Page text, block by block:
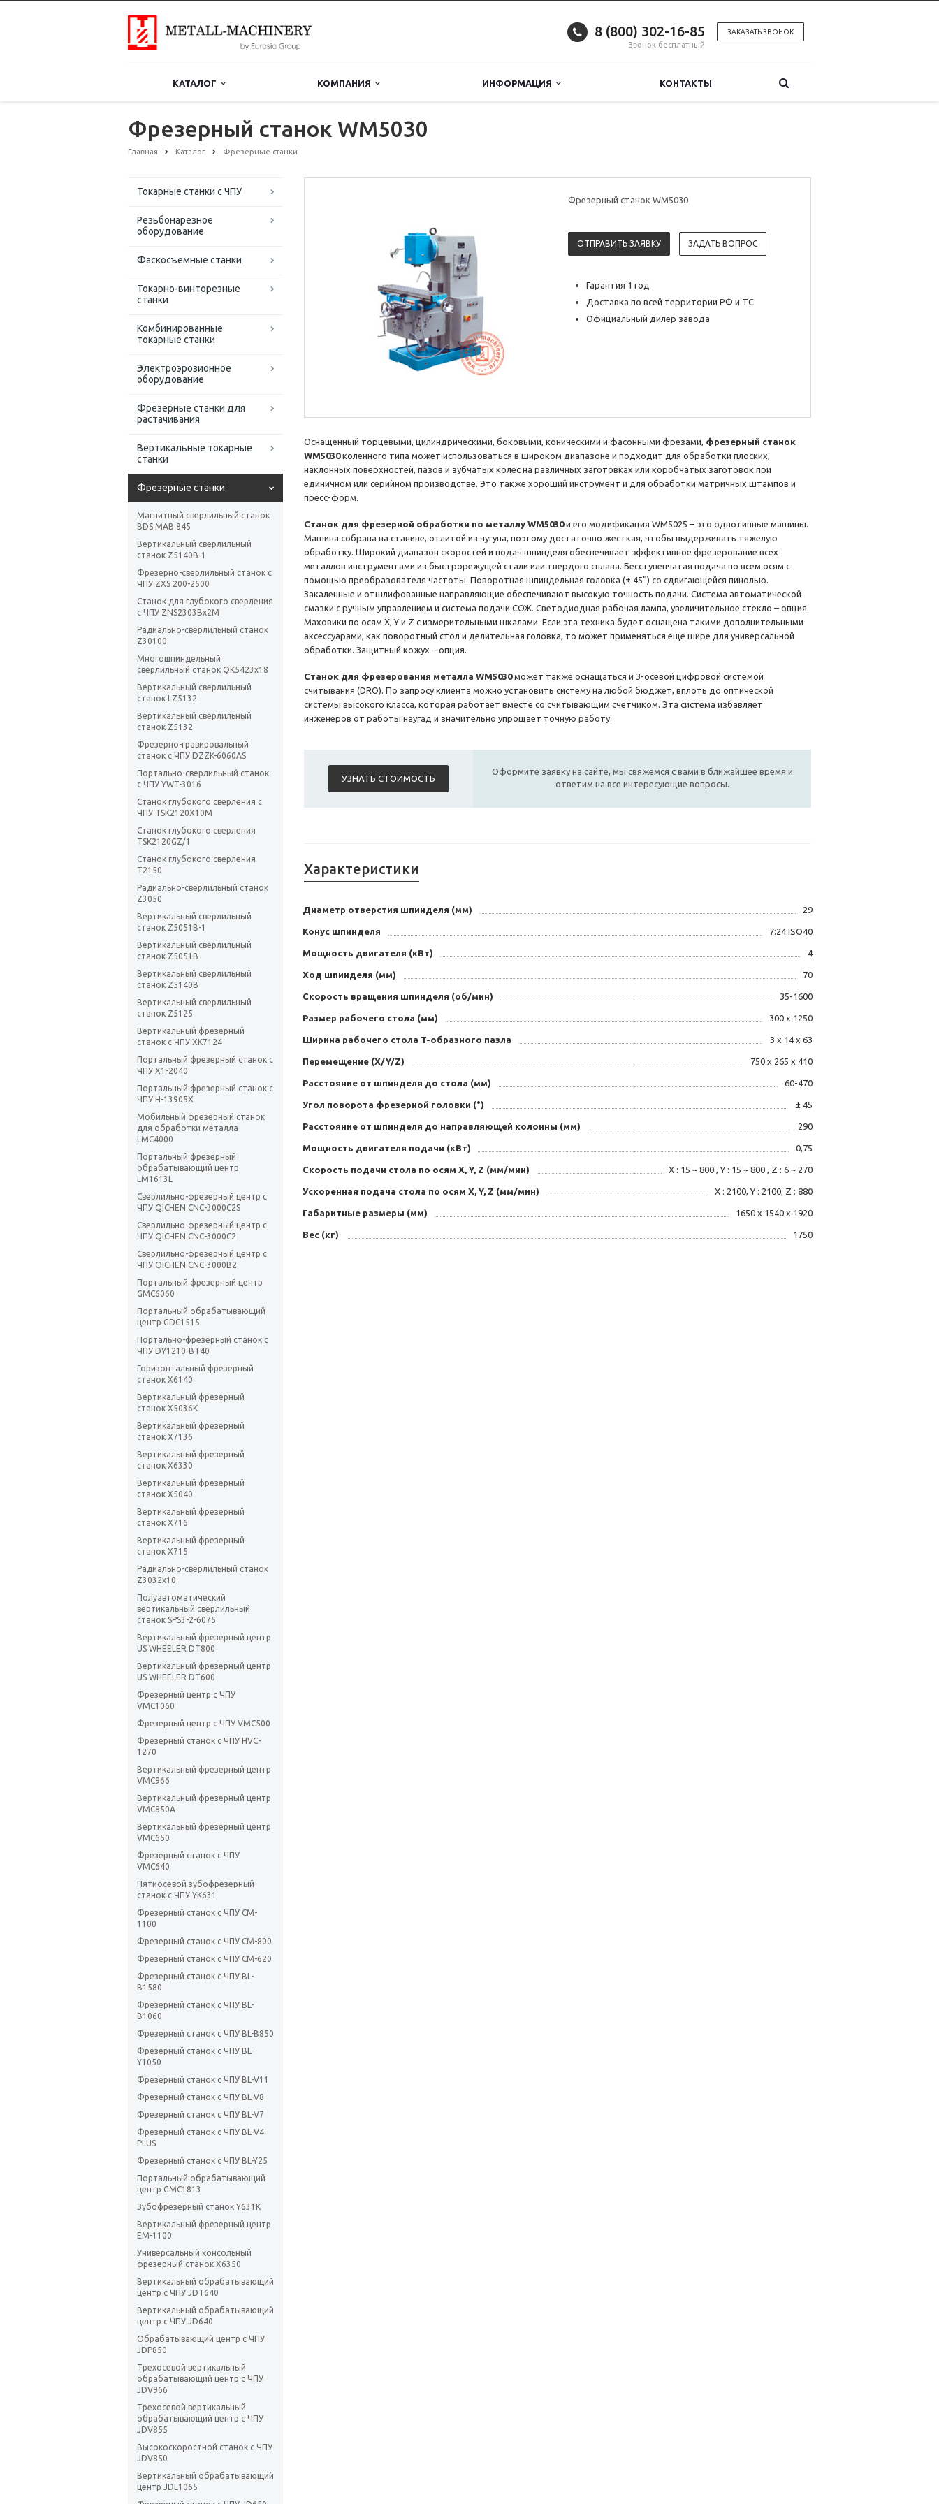
ЗАКАЗАТЬ ЗВОНОК
8 (800) 302-16-85
Звонок бесплатный
КАТАЛОГ КОМПАНИЯ ИНФОРМАЦИЯ КОНТАКТЫ
Фрезерный станок WM5030
Главная Каталог Фрезерные станки
Токарные станки с ЧПУ
Резьбонарезное
оборудование
Фаскосъемные станки
Токарно-винторезные
станки
Комбинированные
токарные станки
Электроэрозионное
оборудование
Фрезерные станки для
растачивания
Вертикальные токарные
станки
Фрезерные станки
Магнитный сверлильный станок
BDS MAB 845
Вертикальный сверлильный
станок Z5140B-1
Фрезерно-сверлильный станок с
ЧПУ ZXS 200-2500
Станок для глубокого сверления
с ЧПУ ZNS2303Bx2M
Радиально-сверлильный станок
Z30100
Многошпиндельный
сверлильный станок QK5423х18
Вертикальный сверлильный
станок LZ5132
Вертикальный сверлильный
станок Z5132
Фрезерно-гравировальный
станок с ЧПУ DZZK-6060AS
Портально-сверлильный станок
с ЧПУ YWT-3016
Станок глубокого сверления с
ЧПУ TSK2120X10M
Станок глубокого сверления
TSK2120GZ/1
Станок глубокого сверления
T2150
Радиально-сверлильный станок
Z3050
Вертикальный сверлильный
станок Z5051B-1
Вертикальный сверлильный
станок Z5051B
Вертикальный сверлильный
станок Z5140B
Вертикальный сверлильный
станок Z5125
Вертикальный фрезерный
станок с ЧПУ XK7124
Портальный фрезерный станок с
ЧПУ X1-2040
Портальный фрезерный станок с
ЧПУ H-13905X
Мобильный фрезерный станок
для обработки металла
LMC4000
Портальный фрезерный
обрабатывающий центр
LM1613L
Сверлильно-фрезерный центр с
ЧПУ QICHEN CNC-3000C2S
Сверлильно-фрезерный центр с
ЧПУ QICHEN CNC-3000C2
Сверлильно-фрезерный центр с
ЧПУ QICHEN CNC-3000B2
Портальный фрезерный центр
GMC6060
Портальный обрабатывающий
центр GDC1515
Портально-фрезерный станок с
ЧПУ DY1210-BT40
Горизонтальный фрезерный
станок X6140
Вертикальный фрезерный
станок Х5036K
Вертикальный фрезерный
станок X7136
Вертикальный фрезерный
станок X6330
Вертикальный фрезерный
станок X5040
Вертикальный фрезерный
станок X716
Вертикальный фрезерный
станок X715
Радиально-сверлильный станок
Z3032х10
Полуавтоматический
вертикальный сверлильный
станок SPS3-2-6075
Вертикальный фрезерный центр
US WHEELER DT800
Вертикальный фрезерный центр
US WHEELER DT600
Фрезерный центр с ЧПУ
VMC1060
Фрезерный центр с ЧПУ VMC500
Фрезерный станок с ЧПУ HVC-
1270
Вертикальный фрезерный центр
VMC966
Вертикальный фрезерный центр
VMC850A
Вертикальный фрезерный центр
VMC650
Фрезерный станок с ЧПУ
VMC640
Пятиосевой зубофрезерный
станок с ЧПУ YK631
Фрезерный станок с ЧПУ CM-
1100
Фрезерный станок с ЧПУ CM-800
Фрезерный станок с ЧПУ CM-620
Фрезерный станок с ЧПУ BL-
B1580
Фрезерный станок с ЧПУ BL-
B1060
Фрезерный станок с ЧПУ BL-B850
Фрезерный станок с ЧПУ BL-
Y1050
Фрезерный станок с ЧПУ BL-V11
Фрезерный станок с ЧПУ BL-V8
Фрезерный станок с ЧПУ BL-V7
Фрезерный станок с ЧПУ BL-V4
PLUS
Фрезерный станок с ЧПУ BL-Y25
Портальный обрабатывающий
центр GMC1813
Зубофрезерный станок Y631K
Вертикальный фрезерный центр
EM-1100
Универсальный консольный
фрезерный станок X6350
Вертикальный обрабатывающий
центр с ЧПУ JDT640
Вертикальный обрабатывающий
центр с ЧПУ JD640
Обрабатывающий центр с ЧПУ
JDP850
Трехосевой вертикальный
обрабатывающий центр с ЧПУ
JDV966
Трехосевой вертикальный
обрабатывающий центр с ЧПУ
JDV855
Высокоскоростной станок с ЧПУ
JDV850
Вертикальный обрабатывающий
центр JDL1065
Фрезерный станок WM5030
ОТПРАВИТЬ ЗАЯВКУ ЗАДАТЬ ВОПРОС
Гарантия 1 год
Доставка по всей территории РФ и ТС
Официальный дилер завода
Оснащенный торцевыми, цилиндрическими, боковыми, коническими и фасонными фрезами, фрезерный станок
WM5030коленного типа может использоваться в широком диапазоне и подходит для обработки плоских,
наклонных поверхностей, пазов и зубчатых колес на различных заготовках или коробчатых заготовок при
единичном или серийном производстве. Это также хороший инструмент и для обработки матричных штампов и
пресс-форм.
Станок для фрезерной обработки по металлу WM5030и его модификация WM5025 – это однотипные машины.
Машина собрана на станине, отлитой из чугуна, поэтому достаточно жесткая, чтобы выдерживать тяжелую
обработку. Широкий диапазон скоростей и подач шпинделя обеспечивает эффективное фрезерование всех
металлов инструментами из быстрорежущей стали или твердого сплава. Бесступенчатая подача по всем осям с
помощью преобразователя частоты. Поворотная шпиндельная головка (± 45°) со сдвигающейся пинолью.
Закаленные и отшлифованные направляющие обеспечивают высокую точность подачи. Система автоматической
смазки с ручным управлением и система подачи СОЖ. Светодиодная рабочая лампа, увеличительное стекло – опция.
Маховики по осям X, Y и Z с измерительными шкалами. Если эта техника будет оснащена такими дополнительными
аксессуарами, как поворотный стол и делительная головка, то может применяться еще шире для универсальной
обработки. Защитный кожух – опция.
Станок для фрезерования металла WM5030может также оснащаться и 3-осевой цифровой системой
считывания (DRO). По запросу клиента можно установить систему на любой бюджет, вплоть до оптической
системы высокого класса, которая работает вместе со считывающим счетчиком. Эта система избавляет
инженеров от работы наугад и значительно упрощает точную работу.
УЗНАТЬ СТОИМОСТЬ
Оформите заявку на сайте, мы свяжемся с вами в ближайшее время и
ответим на все интересующие вопросы.
Характеристики
Диаметр отверстия шпинделя (мм) 29
Конус шпинделя 7:24 ISO40
Мощность двигателя (кВт) 4
Ход шпинделя (мм) 70
Скорость вращения шпинделя (об/мин) 35-1600
Размер рабочего стола (мм) 300 х 1250
Ширина рабочего стола T-образного пазла 3 х 14 х 63
Перемещение (X/Y/Z) 750 х 265 х 410
Расстояние от шпинделя до стола (мм) 60-470
Угол поворота фрезерной головки (°) ± 45
Расстояние от шпинделя до направляющей колонны (мм) 290
Мощность двигателя подачи (кВт) 0,75
Скорость подачи стола по осям X, Y, Z (мм/мин) X : 15 ~ 800 , Y : 15 ~ 800 , Z : 6 ~ 270
Ускоренная подача стола по осям X, Y, Z (мм/мин) X : 2100, Y : 2100, Z : 880
Габаритные размеры (мм) 1650 х 1540 х 1920
Вес (кг) 1750